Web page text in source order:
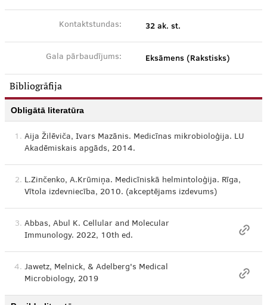
Kontaktstundas: 32 ak. st.
Gala pārbaudījums: Eksāmens (Rakstisks)
Bibliogrāfija
Obligātā literatūra
1. Aija Žilēviča, Ivars Mazānis. Medicīnas mikrobioloģija. LU
Akadēmiskais apgāds, 2014.
2. L.Zinčenko, A.Krūmiņa. Medicīniskā helmintoloģija. Rīga,
Vītola izdevniecība, 2010. (akceptējams izdevums)
3. Abbas, Abul K. Cellular and Molecular
Immunology. 2022, 10th ed.
4. Jawetz, Melnick, & Adelberg's Medical
Microbiology, 2019